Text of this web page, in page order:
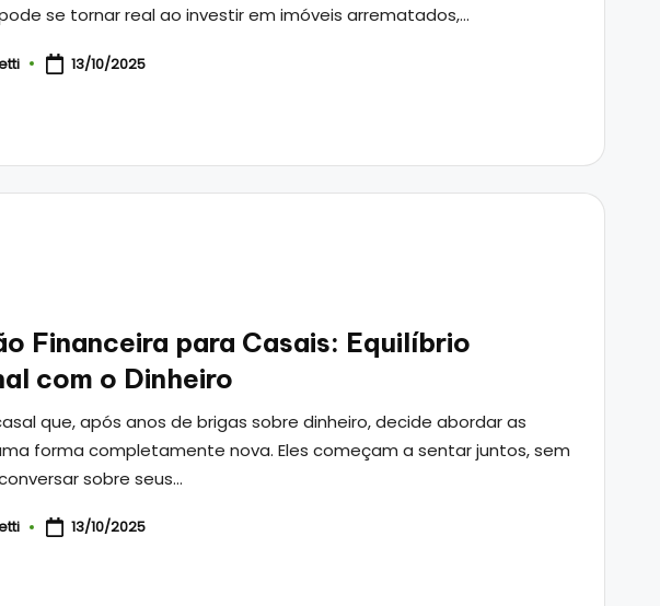
se tornar real ao investir em imóveis arrematados,…
13/10/2025
Financeira para Casais: Equilíbrio
com o Dinheiro
que, após anos de brigas sobre dinheiro, decide abordar as
forma completamente nova. Eles começam a sentar juntos, sem
sobre seus…
13/10/2025